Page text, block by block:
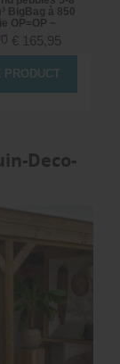
BigBag à 850
OP=OP ~
€ 165,95
PRODUCT
Deco-